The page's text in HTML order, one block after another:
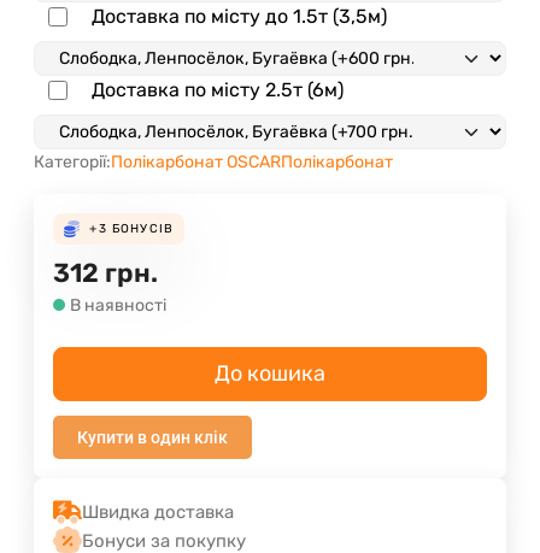
Доставка по місту до 1.5т (3,5м)
Доставка по місту 2.5т (6м)
Категорії:Полікарбонат OSCARПолікарбонат
+3 БОНУСІВ
312 грн.
В наявності
До кошика
Купити в один клік
Швидка доставка
Бонуси за покупку